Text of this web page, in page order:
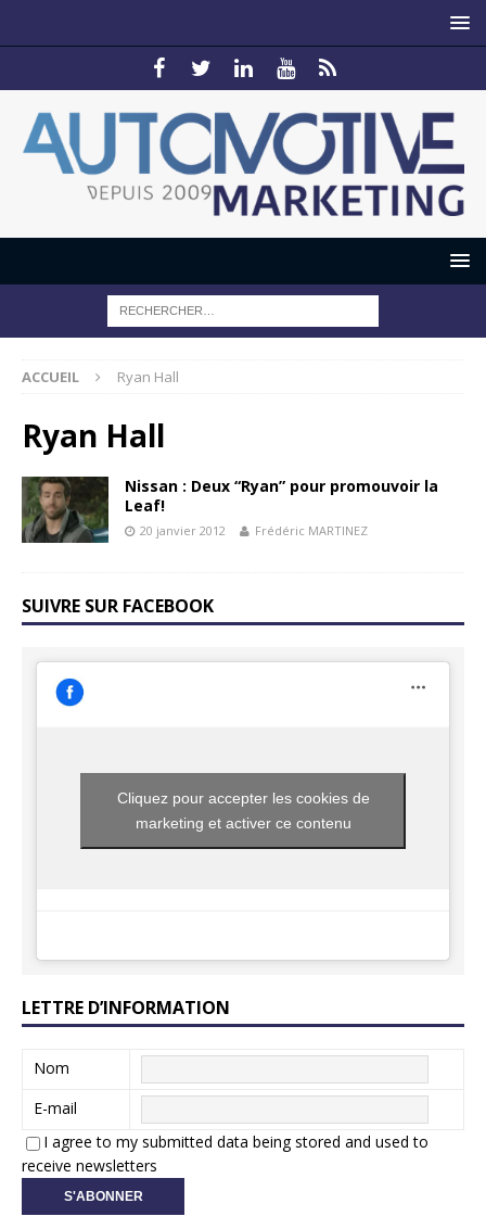
ACCUEIL Ryan Hall
Ryan Hall
Nissan : Deux “Ryan” pour promouvoir la
Leaf!
20 janvier 2012 Frédéric MARTINEZ
SUIVRE SUR FACEBOOK
Cliquez pour accepter les cookies de
marketing et activer ce contenu
LETTRE D’INFORMATION
Nom
E-mail
I agree to my submitted data being stored and used to
receive newsletters